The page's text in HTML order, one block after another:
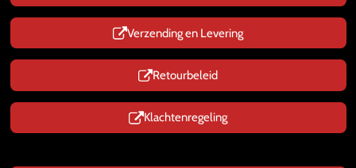
Verzending en Levering
Retourbeleid
Klachtenregeling